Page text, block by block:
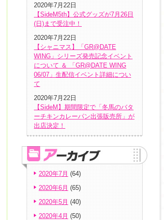
2020年7月22日
【SideM5th】公式グッズが7月26日
(日)まで受注中！
2020年7月22日
【シャニマス】「GR@DATE
WING」シリーズ発売記念イベント
について ＆ 「GR@DATE WING
06/07」生配信イベント詳細につい
て
2020年7月22日
【SideM】期間限定で「冬馬のバタ
ーチキンカレーパン出張販売所」が
出店決定！
2020年7月 (64)
2020年6月 (65)
2020年5月 (40)
2020年4月 (50)